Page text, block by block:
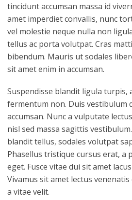
tincidunt accumsan massa id
amet imperdiet convallis, nunc
vel molestie neque nulla non
tellus ac porta volutpat. Cras
bibendum. Mauris ut sodales
sit amet enim in accumsan.
Suspendisse blandit ligula turpis,
fermentum non. Duis vestibulum
accumsan. Nunc a vulputate
nisl sed massa sagittis
blandit tellus, sodales volutpat
Phasellus tristique cursus erat, a
eget. Fusce vitae dui sit amet
Vivamus sit amet lectus
a vitae velit.